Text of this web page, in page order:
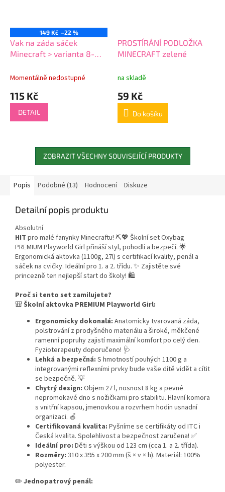
149 Kč –22 %
Vak na záda sáček
Minecraft > varianta 8-
Momentálně nedostupné
115 Kč
DETAIL
PROSTÍRÁNÍ PODLOŽKA
MINECRAFT zelené
na skladě
59 Kč
Do košíku
ZOBRAZIT VŠECHNY SOUVISEJÍCÍ PRODUKTY
Popis Podobné (13) Hodnocení Diskuze
Detailní popis produktu
Absolutní
HIT pro malé fanynky Minecraftu! ⛏️💖 Školní set Oxybag
PREMIUM Playworld Girl přináší styl, pohodlí a bezpečí. 🌟
Ergonomická aktovka (1100g, 27l) s certifikací kvality, penál a
sáček na cvičky. Ideální pro 1. a 2. třídu. ✨ Zajistěte své
princezně ten nejlepší start do školy! 🛍️
Proč si tento set zamilujete?
🎒 Školní aktovka PREMIUM Playworld Girl:
Ergonomicky dokonalá: Anatomicky tvarovaná záda,
polstrování z prodyšného materiálu a široké, měkčené
ramenní popruhy zajistí maximální komfort po celý den.
Fyzioterapeuty doporučeno! 🩺
Lehká a bezpečná: S hmotností pouhých 1100 g a
integrovanými reflexními prvky bude vaše dítě vidět a cítit
se bezpečně. 💡
Chytrý design: Objem 27 l, nosnost 8 kg a pevné
nepromokavé dno s nožičkami pro stabilitu. Hlavní komora
s vnitřní kapsou, jmenovkou a rozvrhem hodin usnadní
organizaci. 🍎
Certifikovaná kvalita: Pyšníme se certifikáty od ITC i
Česká kvalita. Spolehlivost a bezpečnost zaručena! ✅
Ideální pro: Děti s výškou od 123 cm (cca 1. a 2. třída).
Rozměry: 310 x 395 x 200 mm (š × v × h). Materiál: 100%
polyester.
✏️Jednopatrový penál: